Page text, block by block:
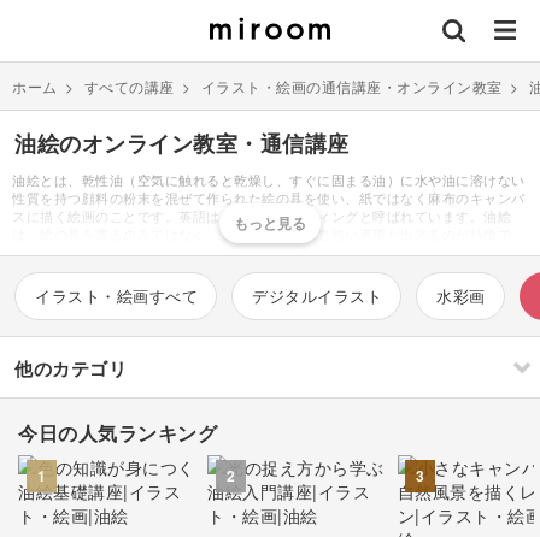
ホーム > すべての講座 > イラスト・絵画の通信講座・オンライン教室 >
油絵のオンライン教室・通信講座
油絵とは、乾性油（空気に触れると乾燥し、すぐに固まる油）に水や油に溶けない
性質を持つ顔料の粉末を混ぜて作られた絵の具を使い、紙ではなく麻布のキャンバ
スに描く絵画のことです。英語はオイルペインティングと呼ばれています。油絵
は、絵の具を塗るのみではなく、盛る・削るなど力強い表現が出来るのが特徴で
す。また、力強いだけではなく薄く解かすと柔らかく透明感ある表現も出来るの
で、幅広い表現が出来るのが魅力でもあります。塗り方に決まりはなく、自由に自
分なりの表現をアートにすることが出来るのです。海や空などの風景画や、立体感
を生かして花や猫などをリアルに描いてみたり、油絵で描かれた抽象画もおしゃれ
で人気があります。オークションなどでも高値で販売されています。油絵を始める
にあたり、まず必要なものはキャンバス、イーゼル、鉛筆、練ゴム、油絵具、下
地、画用液、油彩筆、パレット、油ツボ、ブラシクリーナー、ペインティングナイ
フ、フィキサチーフなどです。専用の文具店などでしか取り扱われていない物も多
いので、初心者は道具がセットになったスターターセットを購入するのもおすす
す。道具を揃えるのに費用がかかるので、まず体験してみたいという方は絵画教室
などに通うのも一つの手です。
イラスト・絵画すべて デジタルイラスト 水彩画
他のカテゴリ
刺繍
すべて
すべて
ソーイング イラスト・絵画
今日の人気ランキング
1 2 3